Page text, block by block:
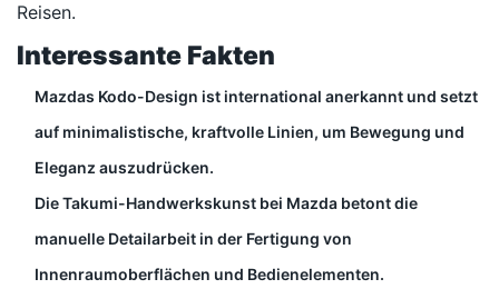
Reisen.
Interessante Fakten
Mazdas Kodo-Design ist international anerkannt und setzt
auf minimalistische, kraftvolle Linien, um Bewegung und
Eleganz auszudrücken.
Die Takumi-Handwerkskunst bei Mazda betont die
manuelle Detailarbeit in der Fertigung von
Innenraumoberflächen und Bedienelementen.